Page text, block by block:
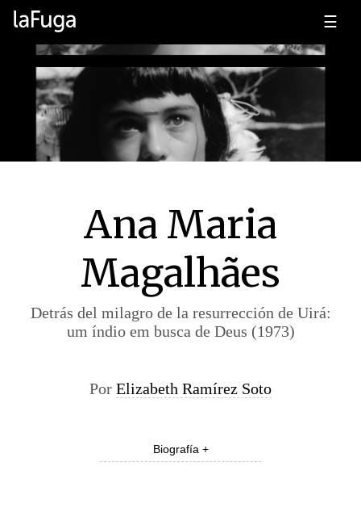
☰
Ana Maria
Magalhães
Detrás del milagro de la resurrección de Uirá:
um índio em busca de Deus (1973)
Por Elizabeth Ramírez Soto
Biografía +